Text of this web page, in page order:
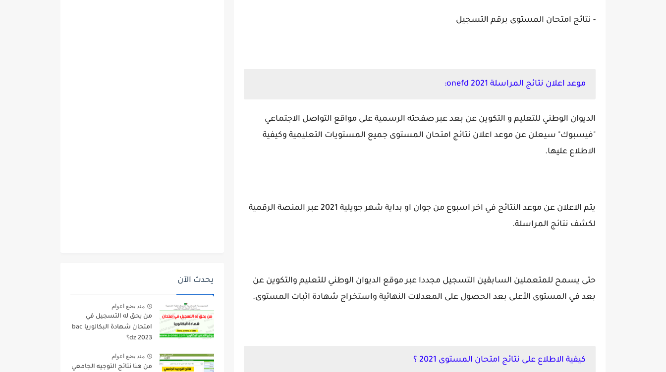
- نتائج امتحان المستوى برقم التسجيل
موعد اعلان نتائج المراسلة 2021 onefd:
الديوان الوطني للتعليم و التكوين عن بعد عبر صفحته الرسمية على مواقع التواصل الاجتماعي
"فيسبوك" سيعلن عن موعد اعلان نتائج امتحان المستوى جميع المستويات التعليمية وكيفية
الاطلاع عليها.
يتم الاعلان عن موعد النتائج في اخر اسبوع من جوان او بداية شهر جويلية 2021 عبر المنصة الرقمية
لكشف نتائج المراسلة.
حتى يسمح للمتعملين السابقين التسجيل مجددا عبر موقع الديوان الوطني للتعليم والتكوين عن
بعد في المستوى الأعلى بعد الحصول على المعدلات النهائية واستخراج شهادة اثبات المستوى.
كيفية الاطلاع على نتائج امتحان المستوى 2021 ؟
يحدث الآن
منذ بضع اعوام
من يحق له التسجيل في
امتحان شهادة البكالوريا bac
dz 2023؟
منذ بضع اعوام
من هنا نتائج التوجيه الجامعي